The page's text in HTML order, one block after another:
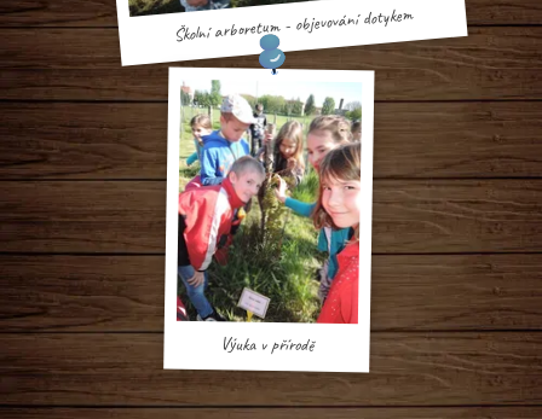
Školní arboretum - objevování dotykem
Výuka v přírodě